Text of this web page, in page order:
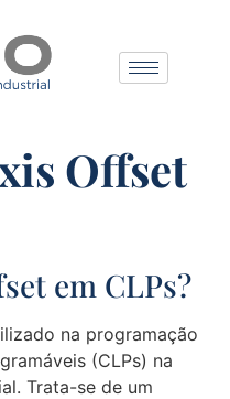
Offset
em CLPs?
na programação
(CLPs) na
Trata-se de um